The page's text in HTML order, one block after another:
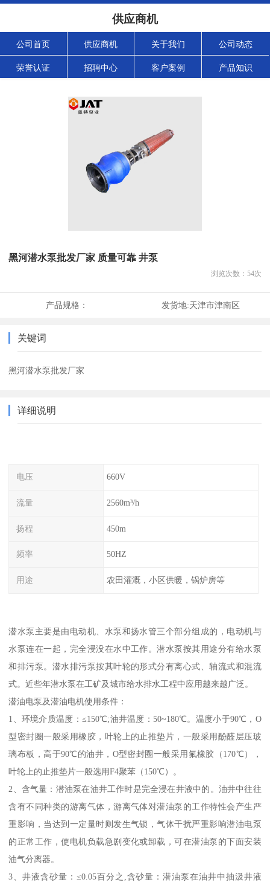
供应商机
公司首页 供应商机 关于我们 公司动态
荣誉认证 招聘中心 客户案例 产品知识
黑河潜水泵批发厂家 质量可靠 井泵
浏览次数： 54次
产品规格： 发货地:天津市津南区
关键词
黑河潜水泵批发厂家
详细说明
电压 660V
流量 2560m³/h
扬程 450m
频率 50HZ
用途 农田灌溉，小区供暖，锅炉房等
潜水泵主要是由电动机、水泵和扬水管三个部分组成的，电动机与
水泵连在一起，完全浸没在水中工作。潜水泵按其用途分有给水泵
和排污泵。潜水排污泵按其叶轮的形式分有离心式、轴流式和混流
式。近些年潜水泵在工矿及城市给水排水工程中应用越来越广泛。
潜油电泵及潜油电机使用条件：
1、环境介质温度：≤150℃;油井温度：50~180℃。温度小于90℃，O
型密封圈一般采用橡胶，叶轮上的止推垫片，一般采用酚醛层压玻
璃布板，高于90℃的油井，O型密封圈一般采用氟橡胶（170℃），
叶轮上的止推垫片一般选用F4聚苯（150℃）。
2、含气量：潜油泵在油井工作时是完全浸在井液中的。油井中往往
含有不同种类的游离气体，游离气体对潜油泵的工作特性会产生严
重影响，当达到一定量时则发生气锁，气体干扰严重影响潜油电泵
的正常工作，使电机负载急剧变化或卸载，可在潜油泵的下面安装
油气分离器。
3、井液含砂量：≤0.05百分之,含砂量：潜油泵在油井中抽汲井液